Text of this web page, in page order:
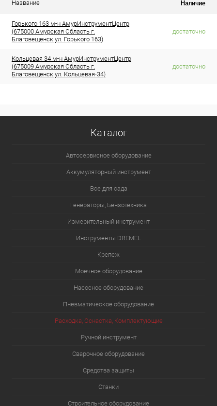
Название Наличие
Горького 163 м-н АмурИнструментЦентр
(675000 Амурская Область г.
Благовещенск ул. Горького 163)
достаточно
Кольцевая 34 м-н АмурИнструментЦентр
(675009 Амурская Область г.
Благовещенск ул. Кольцевая-34)
достаточно
Каталог
Автосервисное оборудование
Аккумуляторный инструмент
Все для сада
Генераторы, Бензотехника
Измерительный инструмент
Инструменты DREMEL
Крепеж
Моечное оборудование
Насосное оборудование
Пневматическое оборудование
Расходка, Оснастка, Комплектующие
Ручной инструмент
Сварочное оборудование
Средства защиты
Станки
Строительное оборудование